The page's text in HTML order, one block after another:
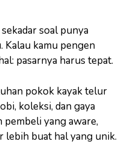
soal punya
Kalau kamu pengen
pasarnya harus tepat.
pokok kayak telur
koleksi, dan gaya
yang aware,
lebih buat hal yang unik.